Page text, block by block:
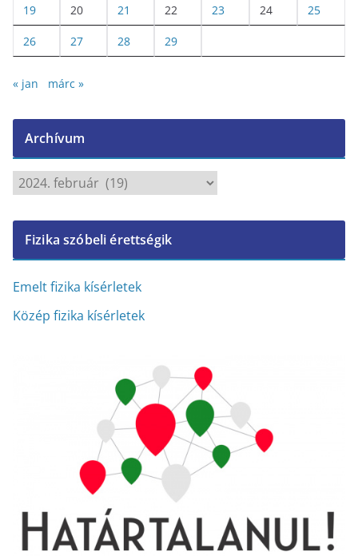
19 20 21 22 23 24 25
26 27 28 29
« jan márc »
Archívum
r
c
í
v
m
Fizika szóbeli érettségik
Emelt fizika kísérletek
Közép fizika kísérletek